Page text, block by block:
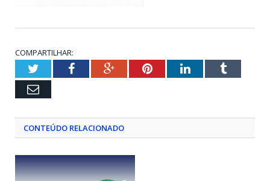
COMPARTILHAR:
TwitterFacebookGoogle+PinterestLinkedInTumblr
Email
CONTEÚDO RELACIONADO